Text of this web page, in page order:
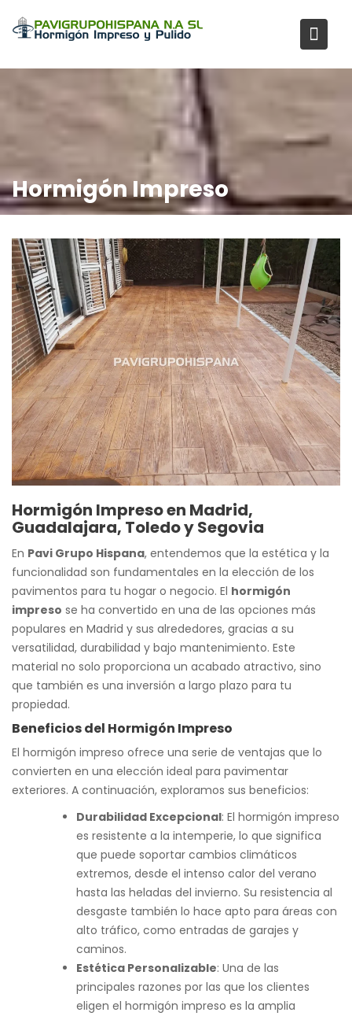
Hormigón Impreso
Hormigón Impreso en Madrid,
Guadalajara, Toledo y Segovia
En Pavi Grupo Hispana, entendemos que la estética y la
funcionalidad son fundamentales en la elección de los
pavimentos para tu hogar o negocio. El hormigón
impreso se ha convertido en una de las opciones más
populares en Madrid y sus alrededores, gracias a su
versatilidad, durabilidad y bajo mantenimiento. Este
material no solo proporciona un acabado atractivo, sino
que también es una inversión a largo plazo para tu
propiedad.
Beneficios del Hormigón Impreso
El hormigón impreso ofrece una serie de ventajas que lo
convierten en una elección ideal para pavimentar
exteriores. A continuación, exploramos sus beneficios:
Durabilidad Excepcional: El hormigón impreso
es resistente a la intemperie, lo que significa
que puede soportar cambios climáticos
extremos, desde el intenso calor del verano
hasta las heladas del invierno. Su resistencia al
desgaste también lo hace apto para áreas con
alto tráfico, como entradas de garajes y
caminos.
Estética Personalizable: Una de las
principales razones por las que los clientes
eligen el hormigón impreso es la amplia